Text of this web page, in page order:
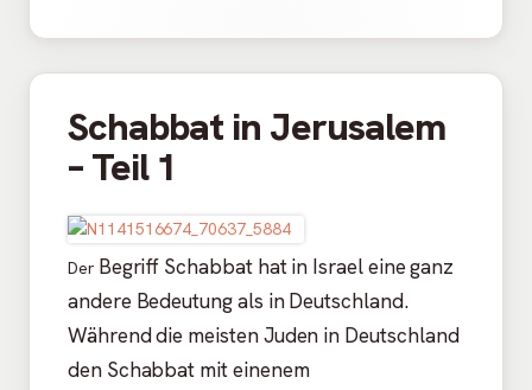
Schabbat in Jerusalem
– Teil 1
DerBegriff Schabbat hat in Israel eine ganz
andere Bedeutung als in Deutschland.
Während die meisten Juden in Deutschland
den Schabbat mit einenem